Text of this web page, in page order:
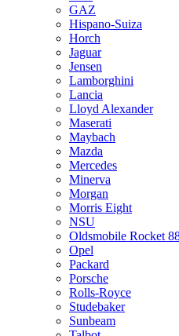
GAZ
Hispano-Suiza
Horch
Jaguar
Jensen
Lamborghini
Lancia
Lloyd Alexander
Maserati
Maybach
Mazda
Mercedes
Minerva
Morgan
Morris Eight
NSU
Oldsmobile Rocket
Opel
Packard
Porsche
Rolls-Royce
Studebaker
Sunbeam